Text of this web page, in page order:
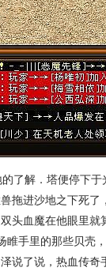
了解．塔便停下于
拖进沙地之下死了
头血魔在他眼里就
手里的那些贝壳
说了说，热血传奇